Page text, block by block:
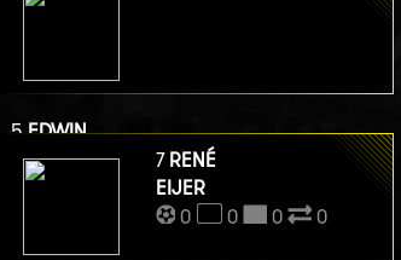
5 EDWIN
VAN BERGE HENEGOUWEN
0
0
7 RENÉ
EIJER
0
0 0 0